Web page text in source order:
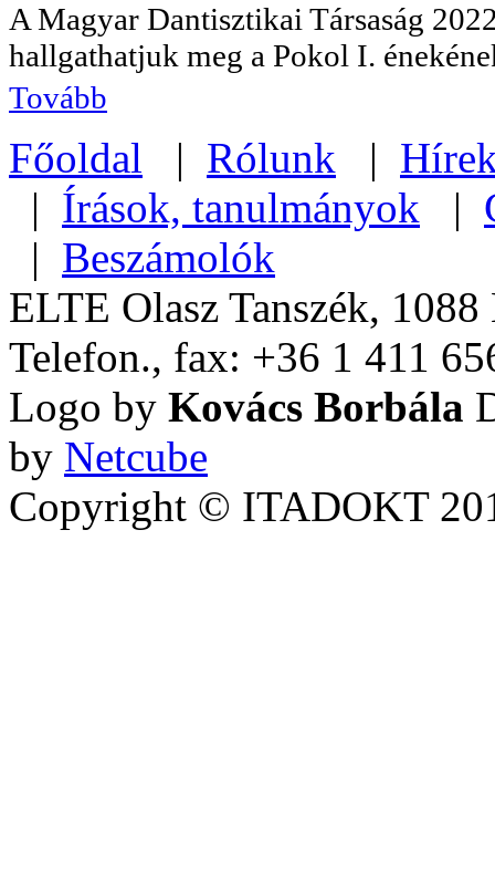
A Magyar Dantisztikai Társaság
hallgathatjuk meg a Pokol I.
Tovább
Főoldal | Rólunk |
| Írások, tanulmányok |
| Beszámolók
ELTE Olasz Tanszék,
Telefon., fax: +36 1 411
Logo by Kovács Borbála
by Netcube
Copyright © ITADOKT